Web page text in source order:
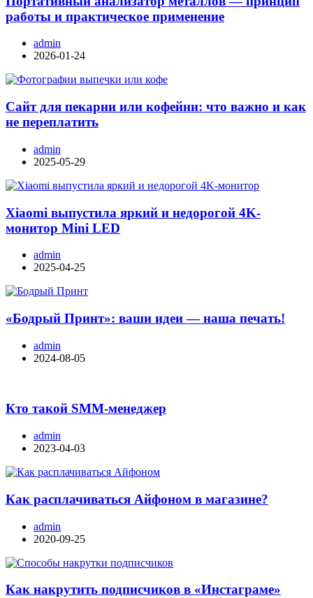
работы и практическое применение
admin
2026-01-24
Сайт для пекарни или кофейни: что важно и как
не переплатить
admin
2025-05-29
Xiaomi выпустила яркий и недорогой 4K-
монитор Mini LED
admin
2025-04-25
«Бодрый Принт»: ваши идеи — наша печать!
admin
2024-08-05
Кто такой SMM-менеджер
admin
2023-04-03
Как расплачиваться Айфоном в магазине?
admin
2020-09-25
Как накрутить подписчиков в «Инстаграме»